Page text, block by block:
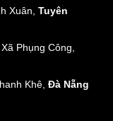
Xuân, Tuyên
Phụng Công,
Khê, Đà Nẵng